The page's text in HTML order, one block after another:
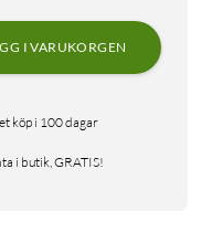
I VARUKORGEN
köp i 100 dagar
i butik, GRATIS!